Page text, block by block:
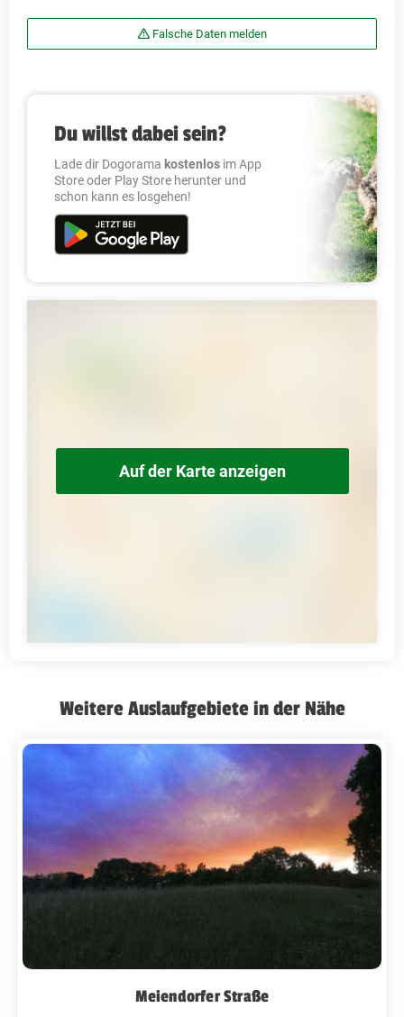
Falsche Daten melden
Du willst dabei sein?
Lade dir Dogorama kostenlos im App
Store oder Play Store herunter und
schon kann es losgehen!
Auf der Karte anzeigen
Weitere Auslaufgebiete in der Nähe
Meiendorfer Straße